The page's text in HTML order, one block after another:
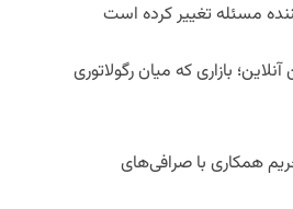
مسئله تغییر کرده است
بازاری که میان رگولاتوری
همکاری با صرافی‌های